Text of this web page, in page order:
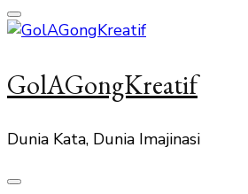
GolAGongKreatif
Dunia Kata, Dunia Imajinasi